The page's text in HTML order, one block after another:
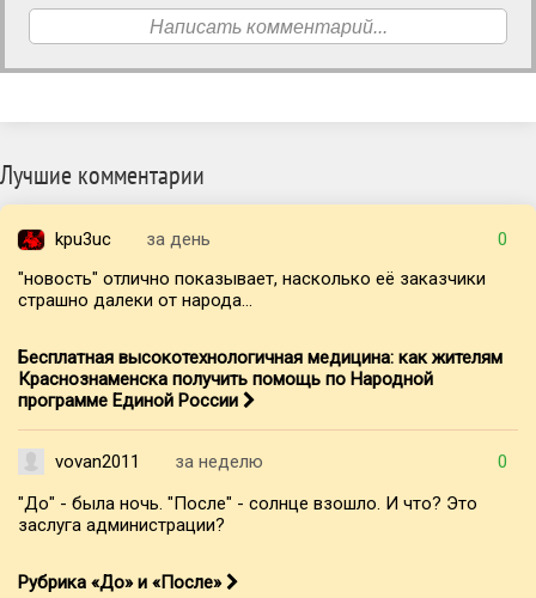
Написать комментарий...
Лучшие комментарии
kpu3uc за день
0
"новость" отлично показывает, насколько её заказчики
страшно далеки от народа...
Бесплатная высокотехнологичная медицина: как жителям
Краснознаменска получить помощь по Народной
программе Единой России
vovan2011 за неделю
0
"До" - была ночь. "После" - солнце взошло. И что? Это
заслуга администрации?
Рубрика «До» и «После»